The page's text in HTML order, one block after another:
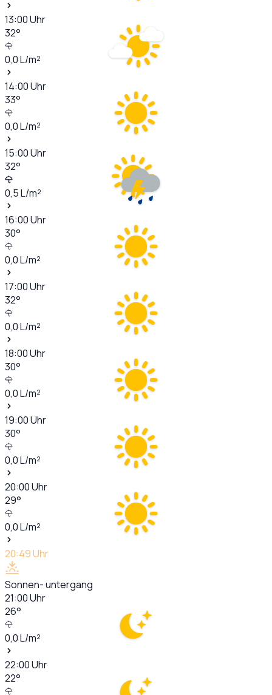
13:00Uhr
32°
0,0L/m²
14:00Uhr
33°
0,0L/m²
15:00Uhr
32°
0,5L/m²
16:00Uhr
30°
0,0L/m²
17:00Uhr
32°
0,0L/m²
18:00Uhr
30°
0,0L/m²
19:00Uhr
30°
0,0L/m²
20:00Uhr
29°
0,0L/m²
20:49Uhr
Sonnen- untergang
21:00Uhr
26°
0,0L/m²
22:00Uhr
22°